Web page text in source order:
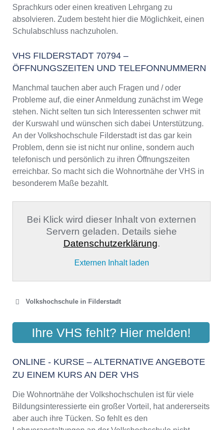
Sprachkurs oder einen kreativen Lehrgang zu
absolvieren. Zudem besteht hier die Möglichkeit, einen
Schulabschluss nachzuholen.
VHS FILDERSTADT 70794 –
ÖFFNUNGSZEITEN UND TELEFONNUMMERN
Manchmal tauchen aber auch Fragen und / oder
Probleme auf, die einer Anmeldung zunächst im Wege
stehen. Nicht selten tun sich Interessenten schwer mit
der Kurswahl und wünschen sich dabei Unterstützung.
An der Volkshochschule Filderstadt ist das gar kein
Problem, denn sie ist nicht nur online, sondern auch
telefonisch und persönlich zu ihren Öffnungszeiten
erreichbar. So macht sich die Wohnortnähe der VHS in
besonderem Maße bezahlt.
Bei Klick wird dieser Inhalt von externen
Servern geladen. Details siehe
Datenschutzerklärung.
Externen Inhalt laden
Volkshochschule in Filderstadt
VOLKSHOCHSCHULE
FILDERSTADT
Aktualisiert: August 2021
Ihre VHS fehlt? Hier melden!
ONLINE - KURSE – ALTERNATIVE ANGEBOTE
ZU EINEM KURS AN DER VHS
Die Wohnortnähe der Volkshochschulen ist für viele
Bildungsinteressierte ein großer Vorteil, hat andererseits
aber auch ihre Tücken. So fehlt es den